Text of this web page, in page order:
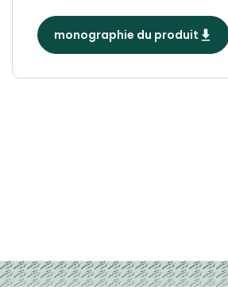
monographie du produit